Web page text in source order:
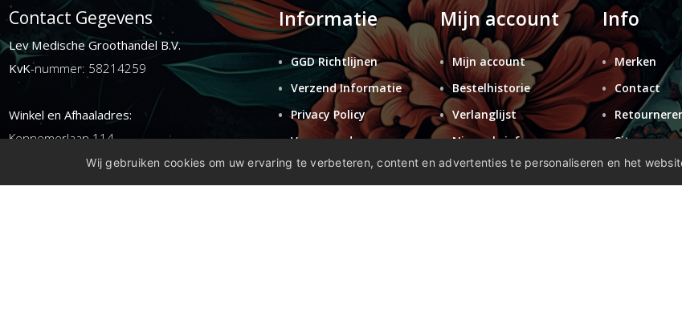
Contact Gegevens
Lev Medische Groothandel B.V.
KvK-nummer: 58214259
Winkel en Afhaaladres:
Kennemerlaan 114
1972ER ijmuiden
Informatie
GGD Richtlijnen
Verzend Informatie
Privacy Policy
Voorwaarden
Retouren
Mijn account
Mijn account
Bestelhistorie
Verlanglijst
Nieuwsbrief
Info
Merken
Contact
Sitemap
Wij gebruiken cookies om uw ervaring te verbeteren, content en advertenties te personaliseren en het